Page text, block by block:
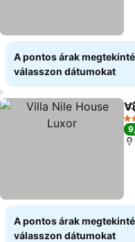
A pontos árak
válasszon dátumokat
3
A pontos árak
válasszon dátumokat